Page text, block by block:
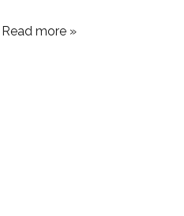
Read more »